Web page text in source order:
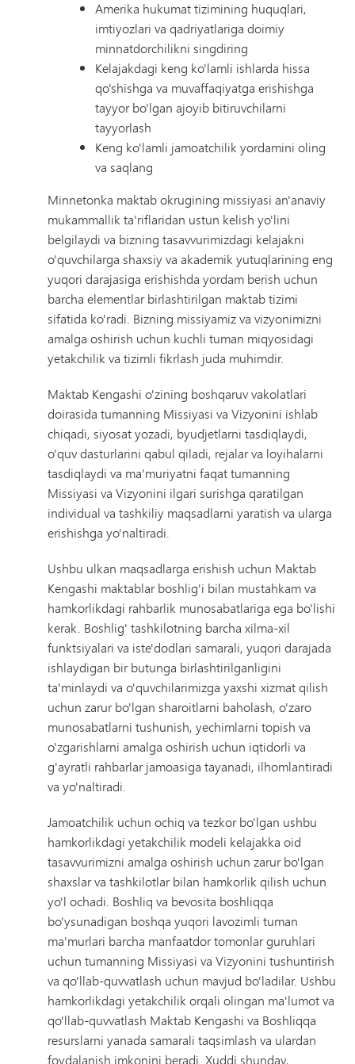
Amerika hukumat tizimining huquqlari,
imtiyozlari va qadriyatlariga doimiy
minnatdorchilikni singdiring
Kelajakdagi keng ko'lamli ishlarda hissa
qo'shishga va muvaffaqiyatga erishishga
tayyor bo'lgan ajoyib bitiruvchilarni
tayyorlash
Keng ko'lamli jamoatchilik yordamini oling
va saqlang
Minnetonka maktab okrugining missiyasi an'anaviy
mukammallik ta'riflaridan ustun kelish yo'lini
belgilaydi va bizning tasavvurimizdagi kelajakni
o'quvchilarga shaxsiy va akademik yutuqlarining eng
yuqori darajasiga erishishda yordam berish uchun
barcha elementlar birlashtirilgan maktab tizimi
sifatida ko'radi. Bizning missiyamiz va vizyonimizni
amalga oshirish uchun kuchli tuman miqyosidagi
yetakchilik va tizimli fikrlash juda muhimdir.
Maktab Kengashi o'zining boshqaruv vakolatlari
doirasida tumanning Missiyasi va Vizyonini ishlab
chiqadi, siyosat yozadi, byudjetlarni tasdiqlaydi,
o'quv dasturlarini qabul qiladi, rejalar va loyihalarni
tasdiqlaydi va ma'muriyatni faqat tumanning
Missiyasi va Vizyonini ilgari surishga qaratilgan
individual va tashkiliy maqsadlarni yaratish va ularga
erishishga yo'naltiradi.
Ushbu ulkan maqsadlarga erishish uchun Maktab
Kengashi maktablar boshlig'i bilan mustahkam va
hamkorlikdagi rahbarlik munosabatlariga ega bo'lishi
kerak. Boshlig' tashkilotning barcha xilma-xil
funktsiyalari va iste'dodlari samarali, yuqori darajada
ishlaydigan bir butunga birlashtirilganligini
ta'minlaydi va o'quvchilarimizga yaxshi xizmat qilish
uchun zarur bo'lgan sharoitlarni baholash, o'zaro
munosabatlarni tushunish, yechimlarni topish va
o'zgarishlarni amalga oshirish uchun iqtidorli va
g'ayratli rahbarlar jamoasiga tayanadi, ilhomlantiradi
va yo'naltiradi.
Jamoatchilik uchun ochiq va tezkor bo'lgan ushbu
hamkorlikdagi yetakchilik modeli kelajakka oid
tasavvurimizni amalga oshirish uchun zarur bo'lgan
shaxslar va tashkilotlar bilan hamkorlik qilish uchun
yo'l ochadi. Boshliq va bevosita boshliqqa
bo'ysunadigan boshqa yuqori lavozimli tuman
ma'murlari barcha manfaatdor tomonlar guruhlari
uchun tumanning Missiyasi va Vizyonini tushuntirish
va qo'llab-quvvatlash uchun mavjud bo'ladilar. Ushbu
hamkorlikdagi yetakchilik orqali olingan ma'lumot va
qo'llab-quvvatlash Maktab Kengashi va Boshliqqa
resurslarni yanada samarali taqsimlash va ulardan
foydalanish imkonini beradi. Xuddi shunday,